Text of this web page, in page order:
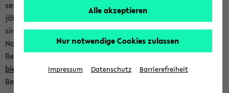
seit 2023 verleiht das Rektorat der Universität Bielefeld
jährlich den Nachhaltigkeitspreis für Abschlussarbeiten. Sie
sind herzlich eingeladen sich mit Ihrer Abschlussarbeit beim
Nachhaltigkeitsbüro zu bewerben. Bitte nutzen Sie für Ihre
Bewerbung dieses Formular<https://formulare.uni-
bielefeld.de/frontend-server/form/provide/913/>. Die
Bewerbungsfrist endet am 30.09.2026.
Alle akzeptieren
Nur notwendige Cookies zulassen
Impressum Datenschutz Barrierefreiheit